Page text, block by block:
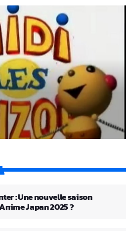
: Une nouvelle saison
Japan 2025 ?